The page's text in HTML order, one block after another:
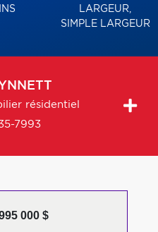
LARGEUR,
SIMPLE LARGEUR
résidentiel
7993
000 $